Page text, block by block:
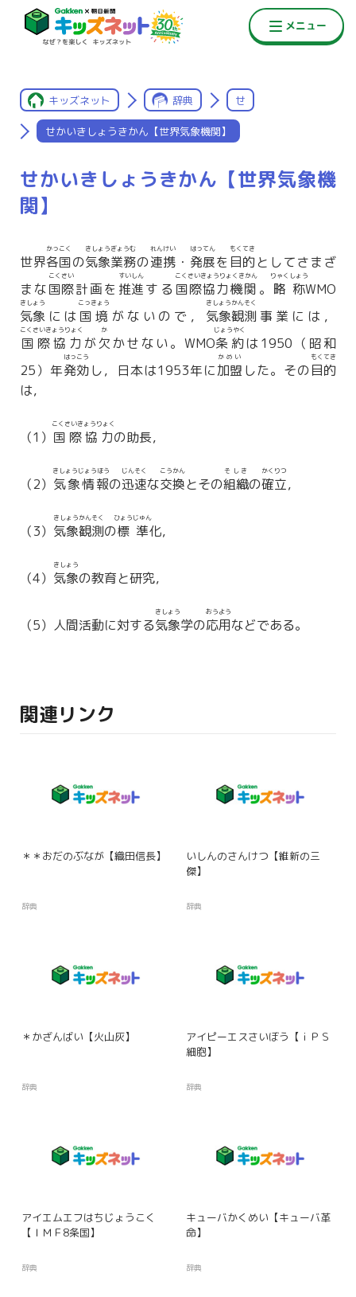
キッズネット 辞典 せ
せかいきしょうきかん【世界気象機関】
せかいきしょうきかん【世界気象機
関】
世界各国
かっこく
の気象業務
きしょうぎょうむ
の連携
れんけい
・ 発展
はってん
を 目的
もくてき
としてさまざ
まな国際
こくさい
計画を 推進
すいしん
する 国際協力機関
こくさいきょうりょくきかん
。 略称
りゃくしょう
WMO
気象
きしょう
には 国境
こっきょう
がないので， 気象観測
きしょうかんそく
事業には，
国際協力
こくさいきょうりょく
が 欠
か
かせない。WMO条約
じょうやく
は1950（昭和
25）年発効
はっこう
し，日本は1953年に加盟
かめい
した。その目的
もくてき
は，
（1） 国際協力
こくさいきょうりょく
の助長，
（2） 気象情報
きしょうじょうほう
の迅速
じんそく
な交換
こうかん
とその組織
そしき
の確立
かくりつ
，
（3） 気象観測
きしょうかんそく
の標準
ひょうじゅん
化，
（4） 気象
きしょう
の教育と研究，
（5）人間活動に対する気象
きしょう
学の応用
おうよう
などである。
関連リンク
＊＊おだのぶなが【織田信長】
辞典
いしんのさんけつ【維新の三
傑】
辞典
＊かざんばい【火山灰】
辞典
アイピーエスさいぼう【ｉＰＳ
細胞】
辞典
アイエムエフはちじょうこく
【ＩＭＦ8条国】
辞典
キューバかくめい【キューバ革
命】
辞典